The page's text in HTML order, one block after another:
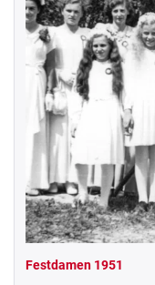
Festdamen 1951